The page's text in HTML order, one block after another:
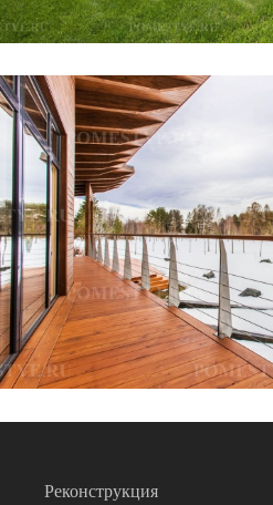
Реконструкция